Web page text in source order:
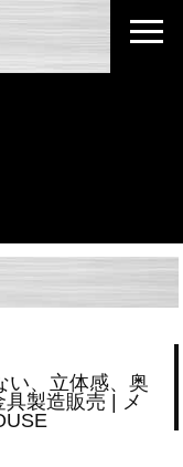
い、立体感、奥
製造販売 | メ